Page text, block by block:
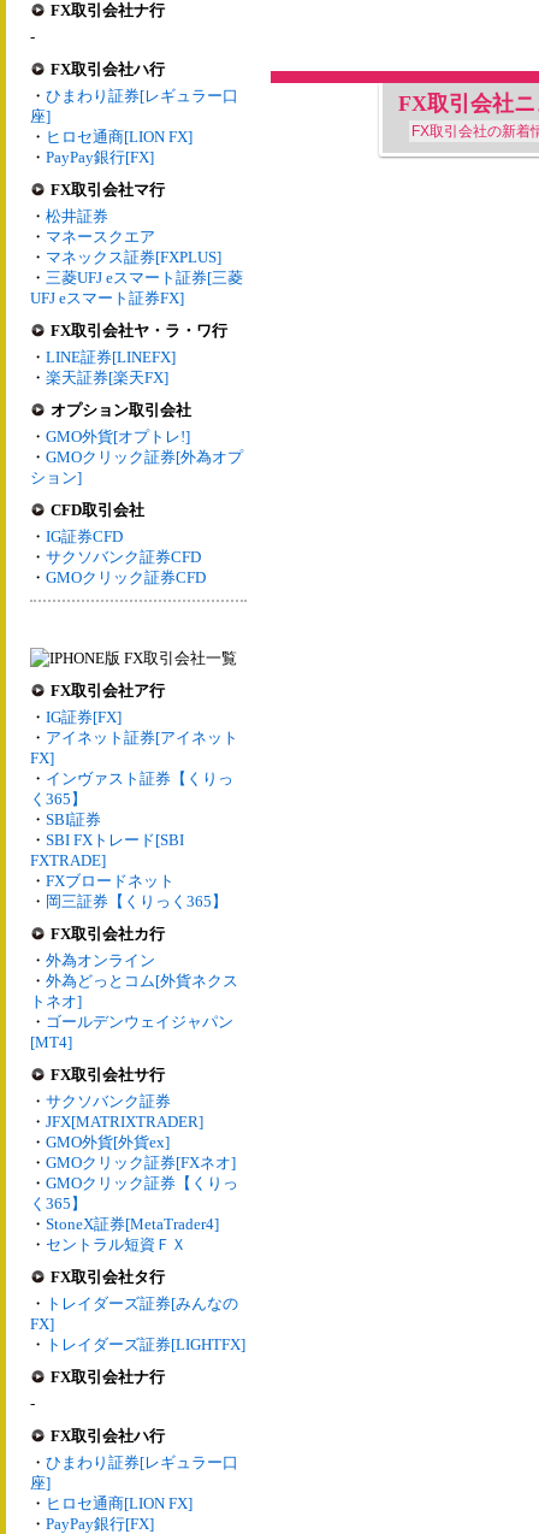
FX取引会社ナ行
-
FX取引会社ハ行
・ ひまわり証券[レギュラー口
座]
・ ヒロセ通商[LION FX]
・ PayPay銀行[FX]
FX取引会社マ行
・ 松井証券
・ マネースクエア
・ マネックス証券[FXPLUS]
・ 三菱UFJ eスマート証券[三菱
UFJ eスマート証券FX]
FX取引会社ヤ・ラ・ワ行
・ LINE証券[LINEFX]
・ 楽天証券[楽天FX]
オプション取引会社
・ GMO外貨[オプトレ!]
・ GMOクリック証券[外為オプ
ション]
CFD取引会社
・ IG証券CFD
・ サクソバンク証券CFD
・ GMOクリック証券CFD
FX取引会社ア行
・ IG証券[FX]
・ アイネット証券[アイネット
FX]
・ インヴァスト証券【くりっ
く365】
・ SBI証券
・ SBI FXトレード[SBI
FXTRADE]
・ FXブロードネット
・ 岡三証券【くりっく365】
FX取引会社カ行
・ 外為オンライン
・ 外為どっとコム[外貨ネクス
トネオ]
・ ゴールデンウェイジャパン
[MT4]
FX取引会社サ行
・ サクソバンク証券
・ JFX[MATRIXTRADER]
・ GMO外貨[外貨ex]
・ GMOクリック証券[FXネオ]
・ GMOクリック証券【くりっ
く365】
・ StoneX証券[MetaTrader4]
・ セントラル短資ＦＸ
FX取引会社タ行
・ トレイダーズ証券[みんなの
FX]
・ トレイダーズ証券[LIGHTFX]
FX取引会社ナ行
-
FX取引会社ハ行
・ ひまわり証券[レギュラー口
座]
・ ヒロセ通商[LION FX]
・ PayPay銀行[FX]
FX取引会社
FX取引会社の新着